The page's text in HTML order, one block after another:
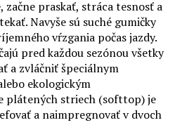
praskať, stráca tesnosť a
Navyše sú suché gumičky
vŕzgania počas jazdy.
pred každou sezónou všetky
a zvláčniť špeciálnym
ekologickým
plátených striech (softtop) je
a naimpregnovať v dvoch